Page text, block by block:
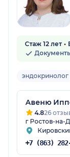
Стаж 12 лет
эндокринолог
Авеню
4.826
г Ростов-на-